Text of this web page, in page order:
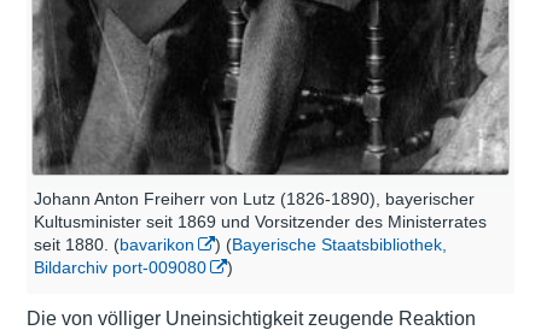
Johann Anton Freiherr von Lutz (1826-1890), bayerischer
Kultusminister seit 1869 und Vorsitzender des Ministerrates
seit 1880. (bavarikon ) (Bayerische Staatsbibliothek,
Bildarchiv port-009080
)
Die von völliger Uneinsichtigkeit zeugende Reaktion